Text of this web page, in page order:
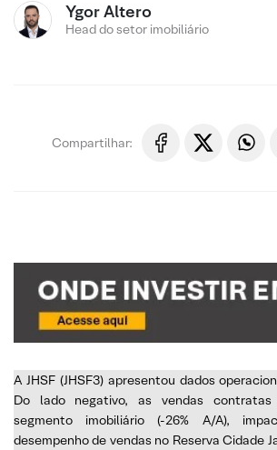
Ygor Altero
Head do setor imobiliário
Compartilhar:
A JHSF (JHSF3) apresentou dados
Do lado negativo, as vendas contratas
segmento imobiliário (-26% A/A),
desempenho de vendas no Reserva Cidade